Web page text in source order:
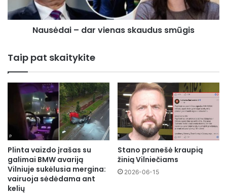
Nausėdai – dar vienas skaudus smūgis
Taip pat skaitykite
Plinta vaizdo įrašas su
galimai BMW avariją
Vilniuje sukėlusia mergina:
vairuoja sėdėdama ant
kelių
Stano pranešė kraupią
žinią Vilniečiams
2026-06-15